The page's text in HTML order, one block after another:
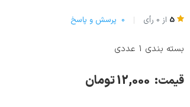
5 از 0 رأی 0 پرسش و پاسخ
بسته بندی 1 عددی
قیمت: 12,000 تومان